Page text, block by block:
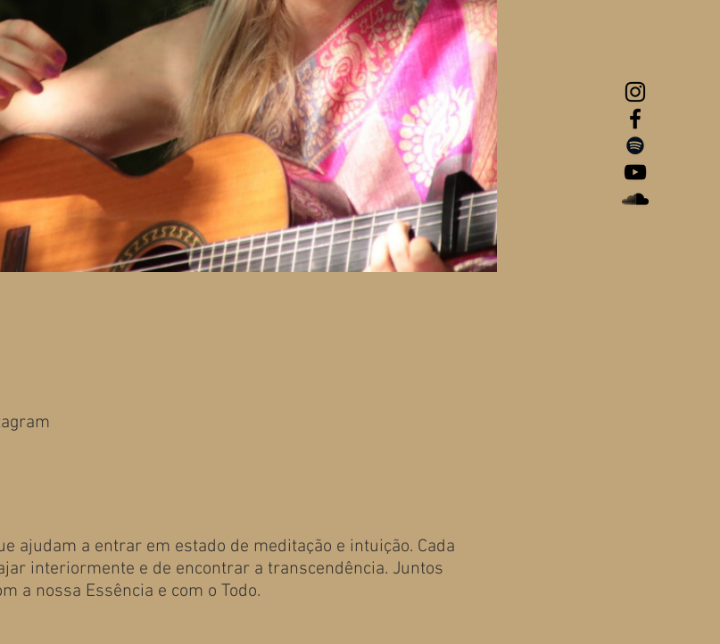
ajudam a entrar em estado de meditação e intuição. Cada
interiormente e de encontrar a transcendência. Juntos
a nossa Essência e com o Todo.